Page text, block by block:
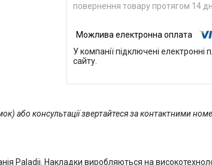
повернення товару протягом 14
У компанії підключені
сайту.
або консультації звертайтеся за контактними
Paladii. Накладки виробляються на